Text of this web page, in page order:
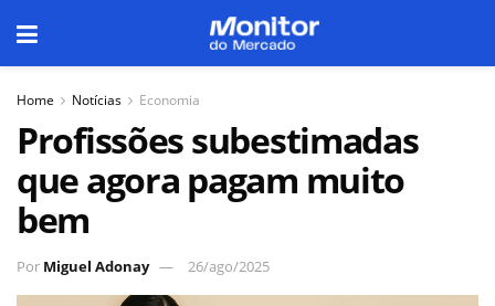
Home Notícias Economia
Profissões subestimadas
que agora pagam muito
bem
Por Miguel Adonay 26/ago/2025